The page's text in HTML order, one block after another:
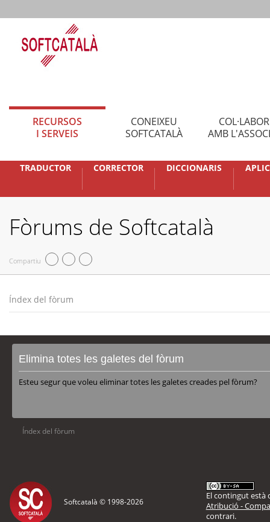
RECURSOS
I SERVEIS
CONEIXEU
SOFTCATALÀ
AMB
TRADUCTOR CORRECTOR DICCIONARIS
Fòrums de Softcatalà
Compartiu
Índex del fòrum
Elimina totes les galetes del fòrum
Esteu segur que voleu eliminar totes les galetes creades pel fòrum?
Índex del fòrum
Softcatalà © 1998-2026
El contingut està
Atribució -
contrari.